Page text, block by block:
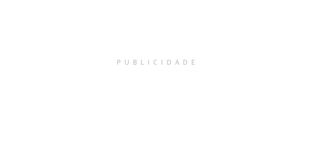
PUBLICIDADE